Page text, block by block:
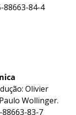
88663-84-4
Olivier
Wollinger.
83-7